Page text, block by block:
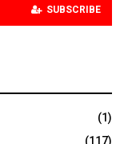
SUBSCRIBE
(1)
(117)